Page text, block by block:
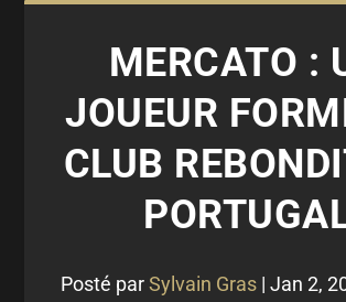
MERCATO :
JOUEUR
CLUB
Posté parSylvain Gras | Jan 2,